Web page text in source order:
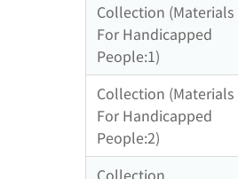
Collection (Materials
For Handicapped
People:1)
Collection (Materials
For Handicapped
People:2)
Collection